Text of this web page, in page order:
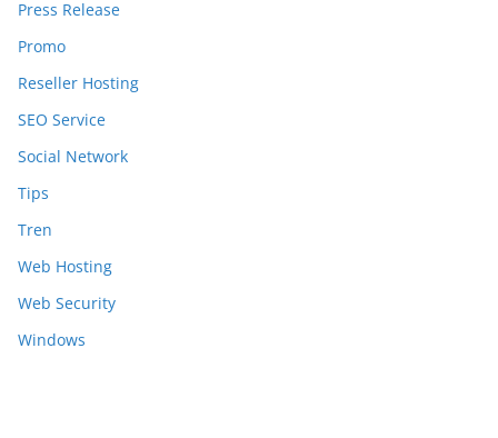
Press Release
Promo
Reseller Hosting
SEO Service
Social Network
Tips
Tren
Web Hosting
Web Security
Windows